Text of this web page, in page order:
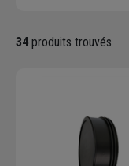
reconnues pour
Les produits Polieco
plomberie et des
conçus pour une
longévité optimale.
les regards en
34 produits trouvés